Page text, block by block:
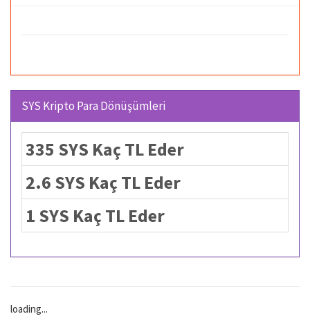
SYS Kripto Para Dönüşümleri
335 SYS Kaç TL Eder
2.6 SYS Kaç TL Eder
1 SYS Kaç TL Eder
loading...